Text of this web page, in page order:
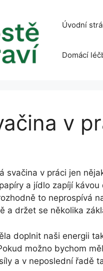
Úvodní
Domácí
v
svačina v práci jen
a jídlo zapíjí
to neprospívá
a držet se několika
doplnit naši energii
možno bychom
a v neposlední řadě